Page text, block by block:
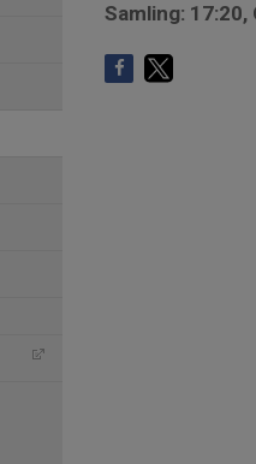
Samling: